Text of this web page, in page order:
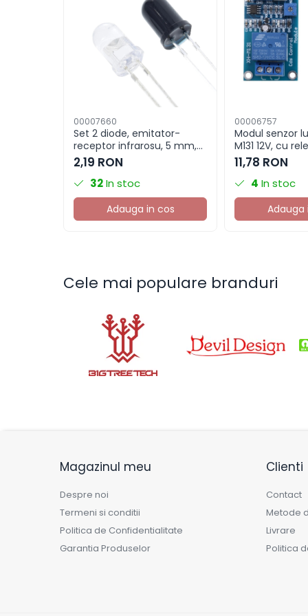
Rezistente si termistori
Diode si punti redresoare
semireglabile
Intrerupatoare
Accesorii trotinete electrice
00007660
Set 2 diode, emitator-
receptor infrarosu, 5 mm,
LED IR F5
2,19 RON
32In stoc
Adauga in cos
00006757
Modul senzor
M131 12V, cu
fotorezistenta
11,78 RON
4 In stoc
Adauga
Cele mai populare branduri
Magazinul meu
Despre noi
Termeni si conditii
Politica de Confidentialitate
Garantia Produselor
Clienti
Contact
Metode
Livrare
Politica